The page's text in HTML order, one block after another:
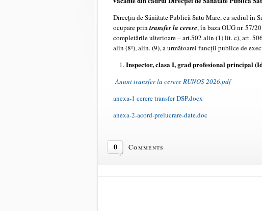
Direcția de Sănătate Publică Satu Mare, cu sediul în
ocupare prin transfer la cerere, în baza OUG nr. 57/
completările ulterioare – art.502 alin (1) lit. c), art.
alin (8¹), alin. (9), a următoarei funcții publice de
Inspector, clasa I, grad profesional principal
Anunt transfer la cerere RUNOS 2026.pdf
anexa-1 cerere transfer DSP.docx
anexa-2-acord-prelucrare-date.doc
0 Comments